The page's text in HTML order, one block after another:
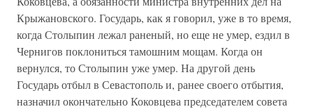
Крыжановского. Государь, как я говорил, уже в то время,
когда Столыпин лежал раненый, но еще не умер, ездил в
Чернигов поклониться тамошним мощам. Когда он
вернулся, то Столыпин уже умер. На другой день
Государь отбыл в Севастополь и, ранее своего отбытия,
назначил окончательно Коковцева председателем совета